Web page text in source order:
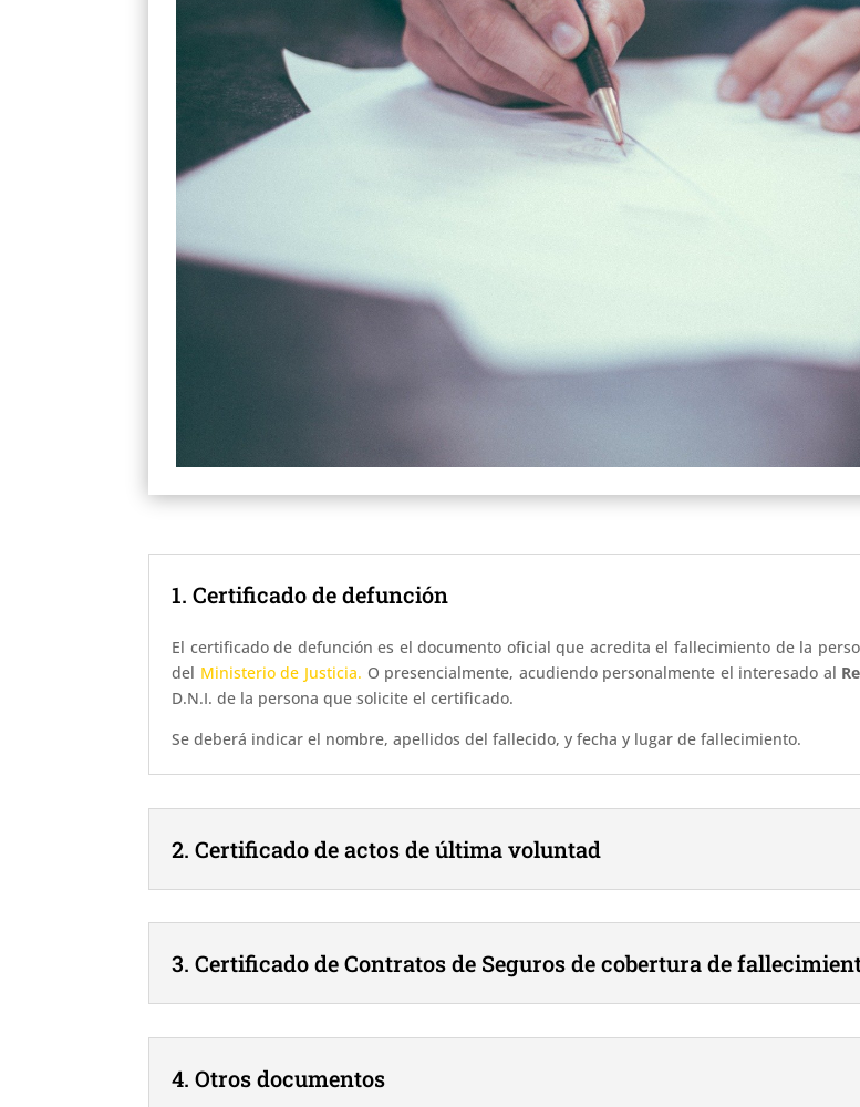
1. Certificado de defunción
El certificado de defunción es el documento oficial que acredita el fallecimiento de la
del Ministerio de Justicia. O presencialmente, acudiendo personalmente el interesado al
D.N.I. de la persona que solicite el certificado.
Se deberá indicar el nombre, apellidos del fallecido, y fecha y lugar de fallecimiento.
2. Certificado de actos de última voluntad
3. Certificado de Contratos de Seguros de cobertura de
4. Otros documentos